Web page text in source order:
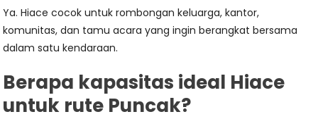
Ya. Hiace cocok untuk rombongan keluarga, kantor,
komunitas, dan tamu acara yang ingin berangkat bersama
dalam satu kendaraan.
Berapa kapasitas ideal Hiace
untuk rute Puncak?